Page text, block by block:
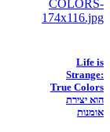
Life is
Strange:
True Colors
הוא יצירת
אומנות